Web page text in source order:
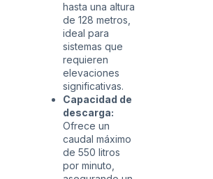
hasta una altura
de 128 metros,
ideal para
sistemas que
requieren
elevaciones
significativas.
Capacidad de
descarga:
Ofrece un
caudal máximo
de 550 litros
por minuto,